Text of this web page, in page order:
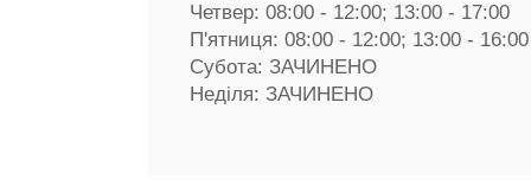
Четвер: 08:00 - 12:00; 13:00 - 17:00
П'ятниця: 08:00 - 12:00; 13:00 - 16:00
Субота: ЗАЧИНЕНО
Неділя: ЗАЧИНЕНО